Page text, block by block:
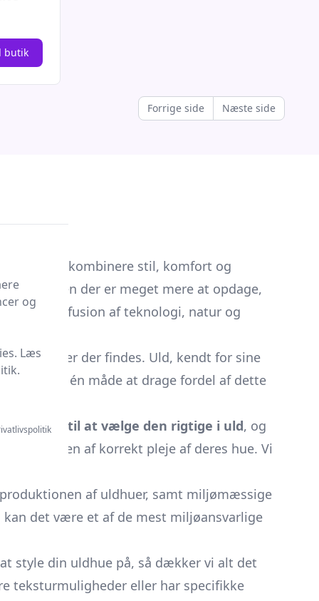
butik
Forrige side Næste side
ønsker at kombinere stil, komfort og
men der er meget mere at opdage,
en fusion af teknologi, natur og
variationer der findes. Uld, kendt for sine
er blot én måde at drage fordel af dette
digtips til at vælge den rigtige i uld, og
af korrekt pleje af deres hue. Vi
af uldhuer, samt miljømæssige
det være et af de mest miljøansvarlige
style din uldhue på, så dækker vi alt det
teksturmuligheder eller har specifikke
og
Læs